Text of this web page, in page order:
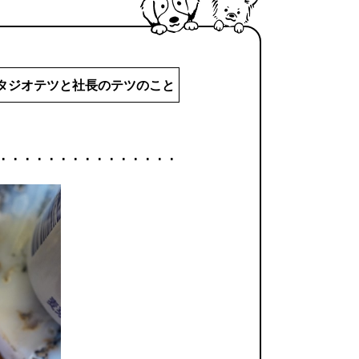
ジオテツと社長のテツのこと